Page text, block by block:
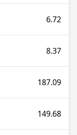
6.72
8.37
187.09
149.68